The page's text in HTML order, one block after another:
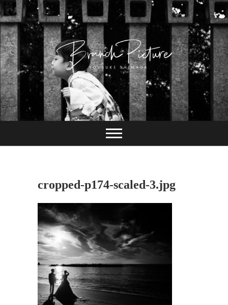
Skip
to
content
ブランチピクチャ
ー 嶋田陽介
長崎 カメラマン
cropped-p174-scaled-3.jpg